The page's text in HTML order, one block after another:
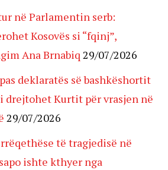
në Parlamentin serb:
Kosovës si “fqinj”,
Ana Brnabiq 29/07/2026
deklaratës së bashkëshortit
drejtohet Kurtit për vrasjen në
29/07/2026
të tragjedisë në
ishte kthyer nga